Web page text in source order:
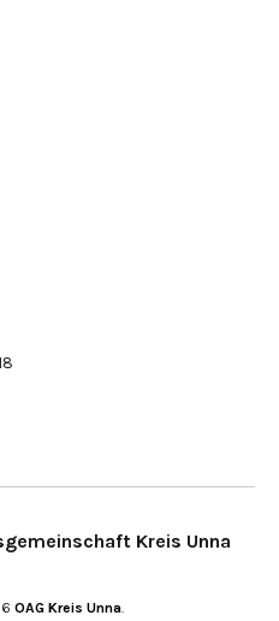
Kreis Unna
OAG Kreis Unna